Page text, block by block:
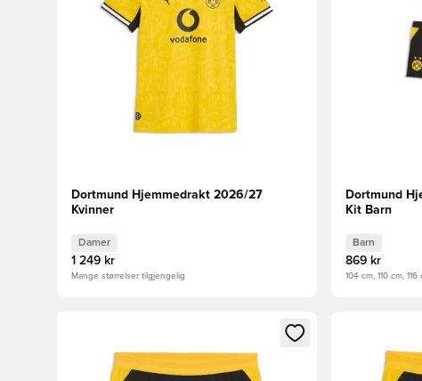
Dortmund Hjemmedrakt 2026/27
Kvinner
Damer
1 249 kr
Mange størrelser tilgjengelig
Dortmund
Kit Barn
Barn
869 kr
104 cm, 110 cm, 116
Åpner en Modal for å logge inn eller registrere deg som
Åpner en